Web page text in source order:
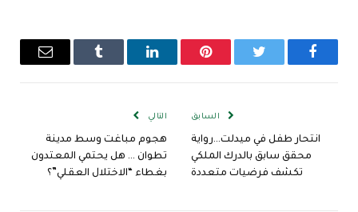
فيسبوك تويتر بينتيريستلينكدإن Tumblr
البريد
السابق
انتحار طفل في ميدلت…رواية
محقق سابق بالدرك الملكي
تكشف فرضيات متعددة
التالي
هجوم مباغت وسط مدينة
تطوان … هل يحتمي المعتدون
بغطاء “الاختلال العقلي”؟